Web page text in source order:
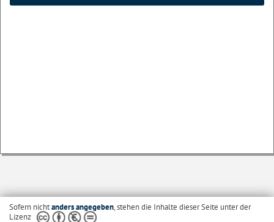
Sofern nichtanders angegeben, stehen die Inhalte dieser Seite unter der
Lizenz